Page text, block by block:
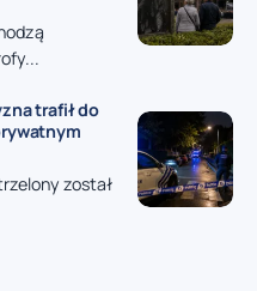
trafił do
został